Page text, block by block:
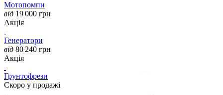
Мотопомпи
від 19 000 грн
Акція
Генератори
від 80 240 грн
Акція
Грунтофрези
Скоро у продажі